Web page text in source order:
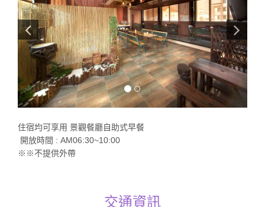
住宿均可享用 景觀餐廳自助式早餐
開放時間 : AM06:30~10:00
※※不提供外帶
交通資訊